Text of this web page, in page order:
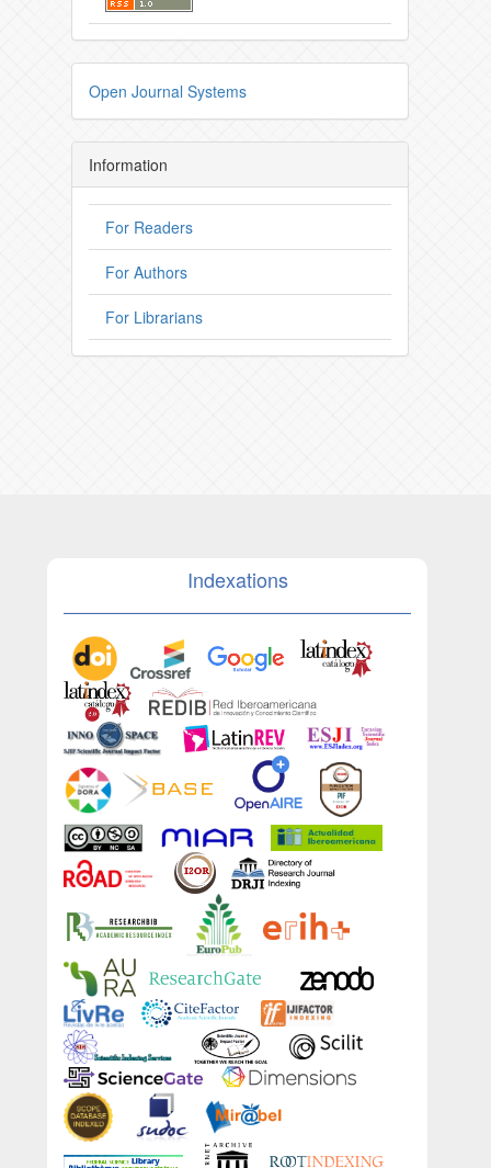
Open Journal Systems
Information
For Readers
For Authors
For Librarians
Indexations